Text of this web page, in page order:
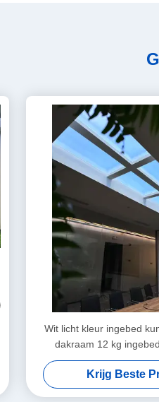
Wit licht kleur ingebed
dakraam 12 kg
methode voor
Krijg Beste